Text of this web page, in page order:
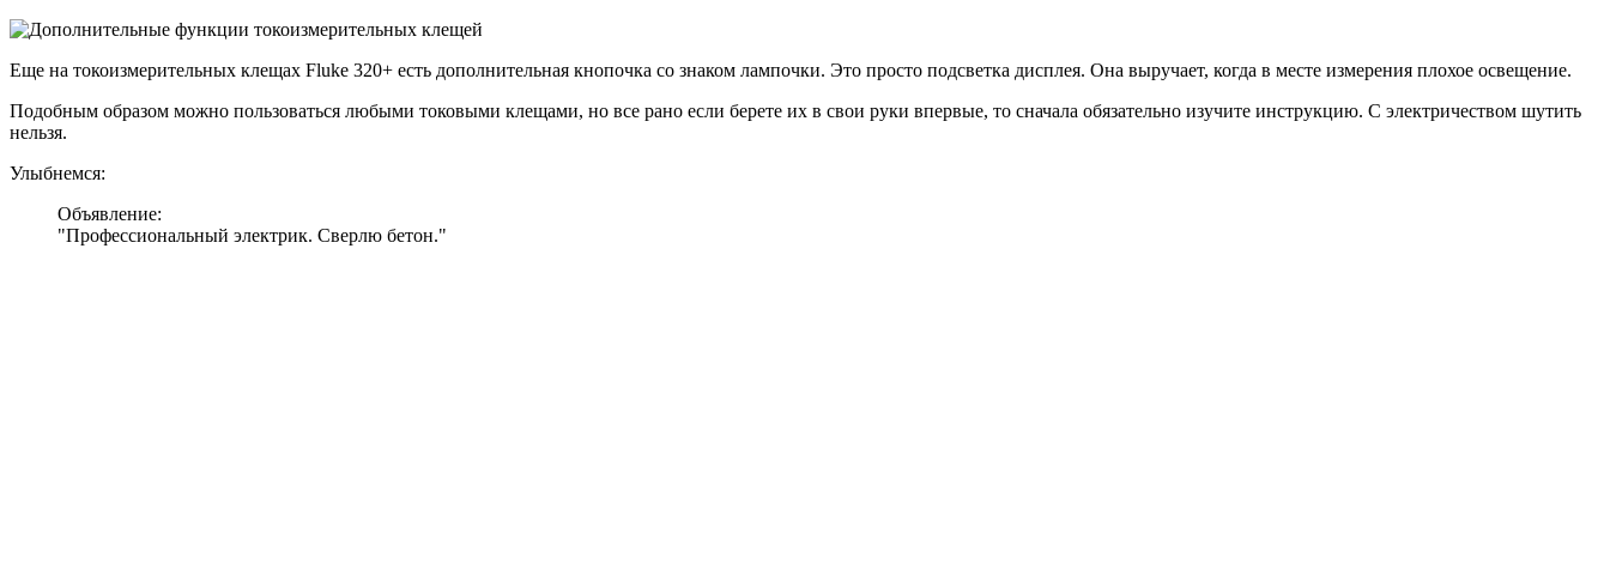
Еще на токоизмерительных клещах Fluke 320+ есть дополнительная кнопочка со знаком лампочки. Это просто подсветка дисплея. Она выручает, когда в месте измерения плохое освещение.
Подобным образом можно пользоваться любыми токовыми клещами, но все рано если берете их в свои руки впервые, то сначала обязательно изучите инструкцию. С электричеством шутить
нельзя.
Улыбнемся:
Объявление:
"Профессиональный электрик. Сверлю бетон."